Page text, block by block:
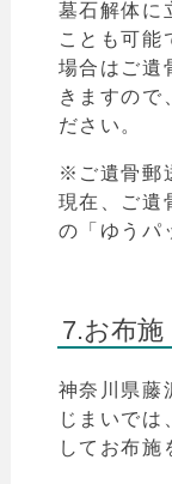
墓石解体に
ことも可能
場合はご遺
きますので
ださい。
※ご遺骨郵
現在、ご遺
の「 ゆうパ
7.お布施
神奈川県藤
じまいでは
してお布施